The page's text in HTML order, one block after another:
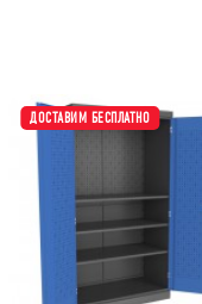
ДОСТАВИМ БЕСПЛАТНО